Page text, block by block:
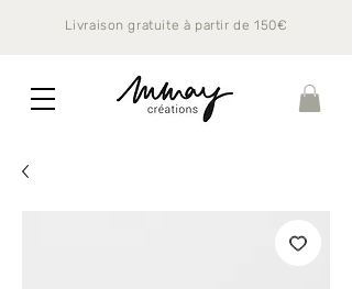
Livraison gratuite à partir de 150€